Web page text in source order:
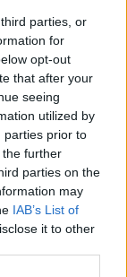
parties, or
for
opt-out
that after your
seeing
utilized by
parties prior to
further
parties on the
may
IAB’s List of
it to other
απο τον
το όνομα
‑ Πώς τη
δεν είναι Αση:
από την
που
της
θάλασσα: